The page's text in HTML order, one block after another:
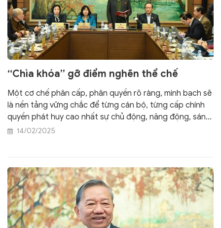
“Chìa khóa” gỡ điểm nghẽn thể chế
Một cơ chế phân cấp, phân quyền rõ ràng, minh bạch sẽ
là nền tảng vững chắc để từng cán bộ, từng cấp chính
quyền phát huy cao nhất sự chủ động, năng động, sáng
tạo, đột phá, dám nghĩ, dám làm, dám chịu trách nhiệm vì
14/02/2025